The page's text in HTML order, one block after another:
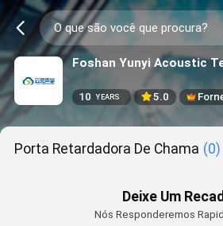
Foshan Yunyi Acoustic
10 YEARS 5.0
Porta Retardadora De Chama (0)
Deixe Um
Nós Responderemos